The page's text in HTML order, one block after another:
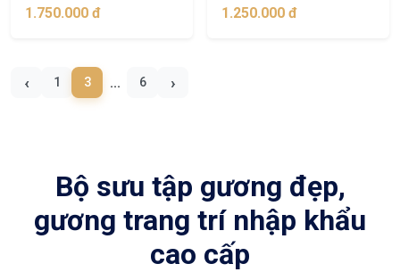
1.750.000 đ 1.250.000 đ
‹ 1 3 6 ›
Bộ sưu tập gương đẹp,
gương trang trí nhập khẩu
cao cấp